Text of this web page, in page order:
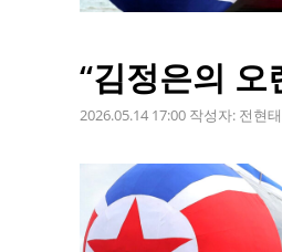
“김정은의
2026.05.14 17:00 작성자: 전현